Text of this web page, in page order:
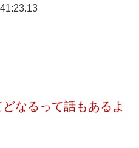
なるって話もあるよ